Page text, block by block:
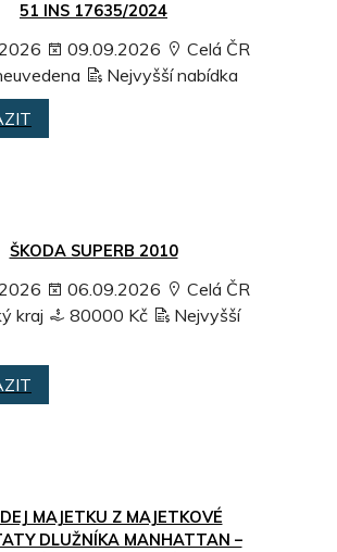
51 INS 17635/2024
09.09.2026
Celá ČR
Nejvyšší nabídka
ŠKODA SUPERB 2010
06.09.2026
Celá ČR
kraj
80000 Kč
Nejvyšší
MAJETKU Z MAJETKOVÉ
DLUŽNÍKA MANHATTAN –